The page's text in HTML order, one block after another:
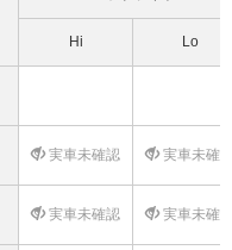
Hi Lo
実車未確認 実車未確
実車未確認 実車未確